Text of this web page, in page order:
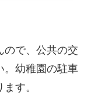
ので、公共の交
。幼稚園の駐車
す。